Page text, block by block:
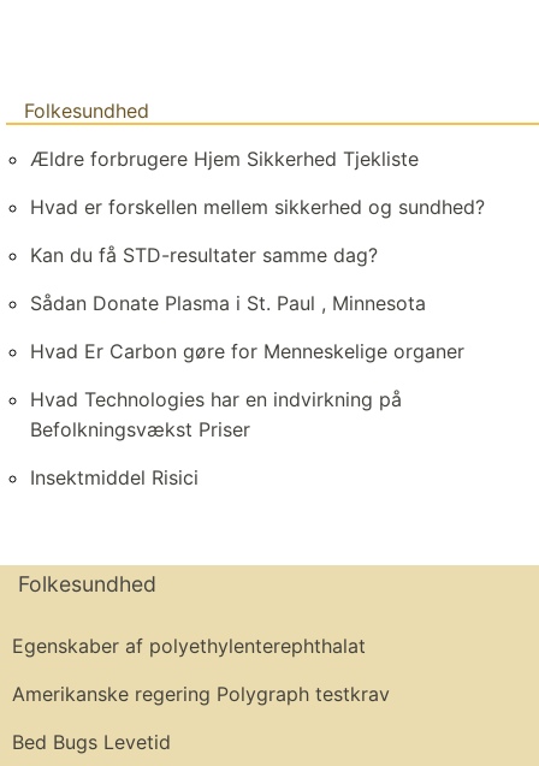
Folkesundhed
Ældre forbrugere Hjem Sikkerhed Tjekliste
Hvad er forskellen mellem sikkerhed og sundhed?
Kan du få STD-resultater samme dag?
Sådan Donate Plasma i St. Paul , Minnesota
Hvad Er Carbon gøre for Menneskelige organer
Hvad Technologies har en indvirkning på
Befolkningsvækst Priser
Insektmiddel Risici
Folkesundhed
Egenskaber af polyethylenterephthalat
Amerikanske regering Polygraph testkrav
Bed Bugs Levetid